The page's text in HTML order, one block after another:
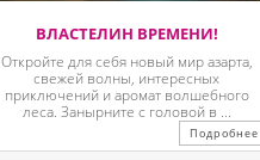
ВЛАСТЕЛИН ВРЕМЕНИ!
Откройте для себя новый мир азарта,
свежей волны, интересных
приключений и аромат волшебного
леса. Занырните с головой в ...
Подробнее